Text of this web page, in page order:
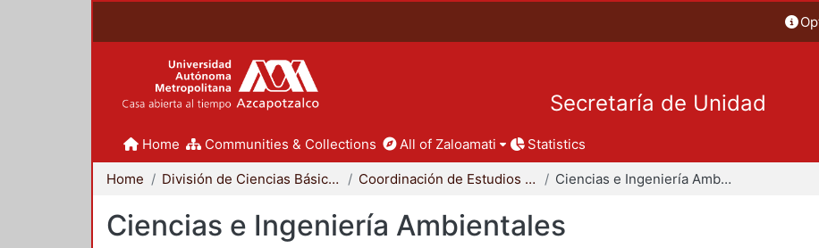
Secretaría de Unidad
Home Communities & Collections All of Zaloamati Statistics
Home División de Ciencias Básicas e Ingeniería Coordinación de Estudios de Posgrado - CBI Ciencias e Ingeniería Ambientales
Ciencias e Ingeniería Ambientales